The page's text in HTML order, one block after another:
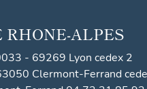
RHONE-ALPES
- 69269 Lyon cedex 2
Clermont-Ferrand